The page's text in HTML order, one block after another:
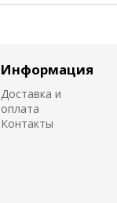
Информация
Доставка и
оплата
Контакты